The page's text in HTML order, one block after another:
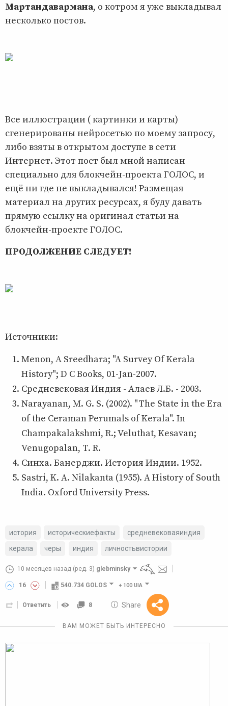
Мартандавармана, о котром я уже выкладывал
несколько постов.
Все иллюстрации ( картинки и карты)
сгенерированы нейросетью по моему запросу,
либо взяты в открытом доступе в сети
Интернет. Этот пост был мной написан
специально для блокчейн-проекта ГОЛОС, и
ещё ни где не выкладывался! Размещая
материал на других ресурсах, я буду давать
прямую ссылку на оригинал статьи на
блокчейн-проекте ГОЛОС.
ПРОДОЛЖЕНИЕ СЛЕДУЕТ!
Источники:
Menon, A Sreedhara; "A Survey Of Kerala
History"; D C Books, 01-Jan-2007.
Средневековая Индия - Алаев Л.Б. - 2003.
Narayanan, M. G. S. (2002). "The State in the Era
of the Ceraman Perumals of Kerala". In
Champakalakshmi, R.; Veluthat, Kesavan;
Venugopalan, T. R.
Синха. Банерджи. История Индии. 1952.
Sastri, K. A. Nilakanta (1955). A History of South
India. Oxford University Press.
история историческиефакты
средневековаяиндия
керала
черы индия личностьвистории
10 месяцев назад (ред. 3) glebminsky
16 540.734 GOLOS + 100 UIA
Ответить 8 Share
Reward
10 GOLOS
ВАМ МОЖЕТ БЫТЬ ИНТЕРЕСНО